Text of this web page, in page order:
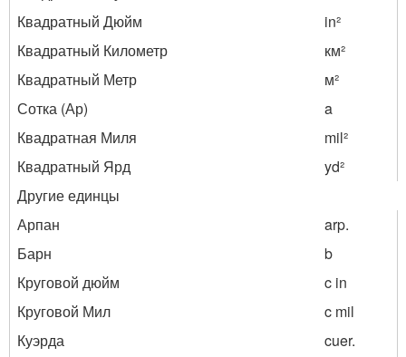
Квадратный Дюйм
in²
Квадратный Километр
км²
Квадратный Метр
м²
Сотка (Ар)
a
Квадратная Миля
mil²
Квадратный Ярд
yd²
Другие единцы
Арпан
arp.
Барн
b
Круговой дюйм
c in
Круговой Мил
c mil
Куэрда
cuer.